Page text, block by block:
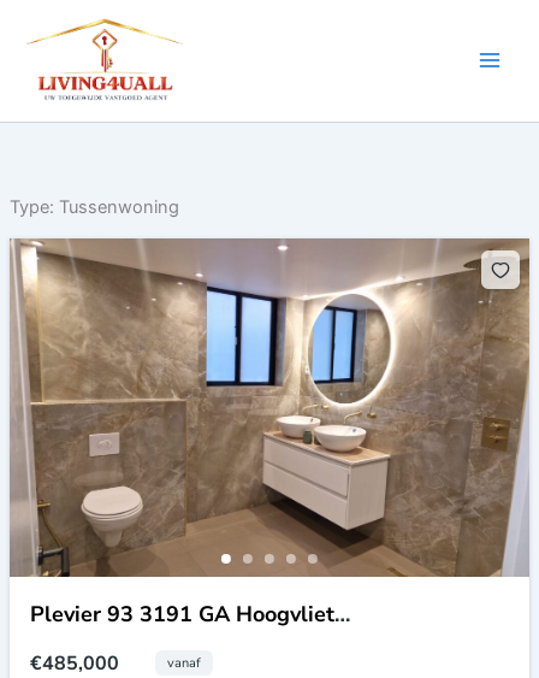
naar
inhoud
Type: Tussenwoning
Plevier 93 3191 GA Hoogvliet
€485,000
vanaf